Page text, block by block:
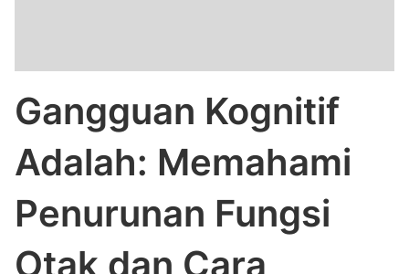
Gangguan Kognitif
Adalah: Memahami
Penurunan Fungsi
Otak dan Cara